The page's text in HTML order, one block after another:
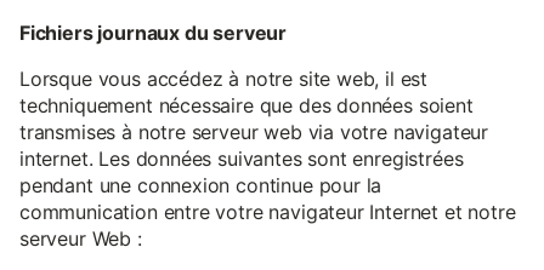
Fichiers journaux du serveur
Lorsque vous accédez à notre site web, il est
techniquement nécessaire que des données soient
transmises à notre serveur web via votre navigateur
internet. Les données suivantes sont enregistrées
pendant une connexion continue pour la
communication entre votre navigateur Internet et notre
serveur Web :